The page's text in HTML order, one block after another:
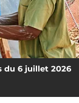
du 6 juillet 2026